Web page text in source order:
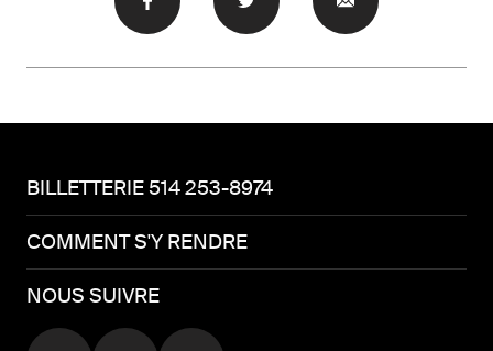
BILLETTERIE 514 253-8974
COMMENT S'Y RENDRE
NOUS SUIVRE